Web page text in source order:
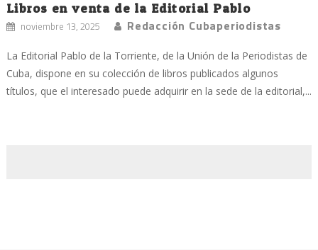
Libros en venta de la Editorial Pablo
noviembre 13, 2025 Redacción Cubaperiodistas
La Editorial Pablo de la Torriente, de la Unión de la Periodistas de
Cuba, dispone en su colección de libros publicados algunos
títulos, que el interesado puede adquirir en la sede de la editorial,...